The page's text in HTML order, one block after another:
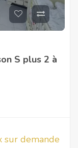
S plus 2 à
sur demande